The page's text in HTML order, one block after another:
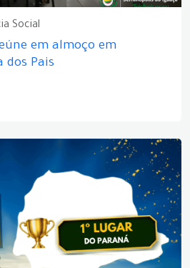
Social
em almoço em
dos Pais